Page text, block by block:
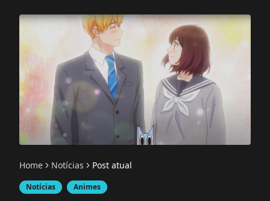
Home Notícias Post atual
Notícias Animes